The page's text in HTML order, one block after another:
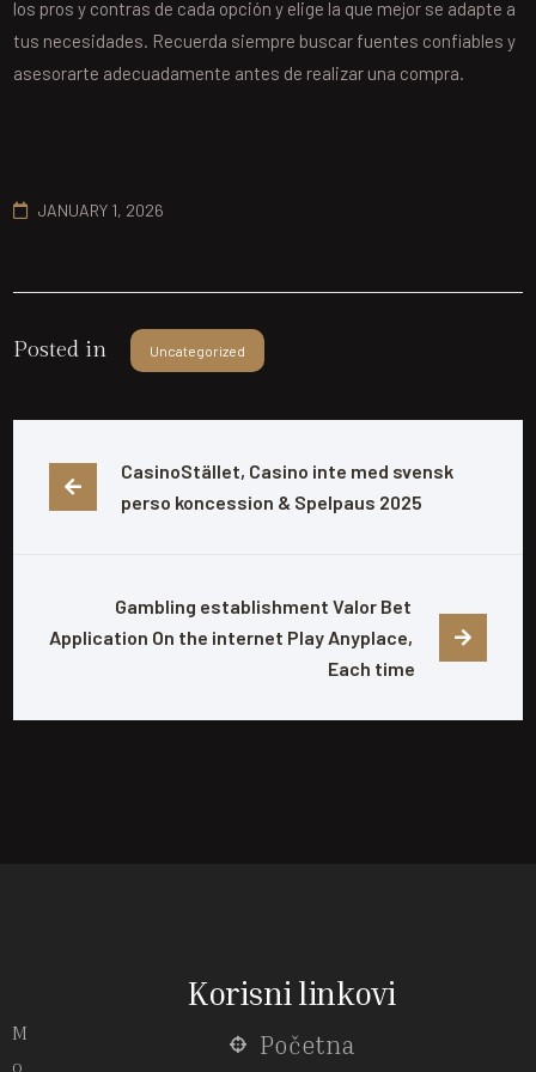
los pros y contras de cada opción y elige la que mejor se adapte a
tus necesidades. Recuerda siempre buscar fuentes confiables y
asesorarte adecuadamente antes de realizar una compra.
JANUARY 1, 2026
Posted in Uncategorized
CasinoStället, Casino inte med svensk
perso koncession & Spelpaus 2025
Gambling establishment Valor Bet
Application On the internet Play Anyplace,
Each time
M
o
Korisni linkovi
Početna